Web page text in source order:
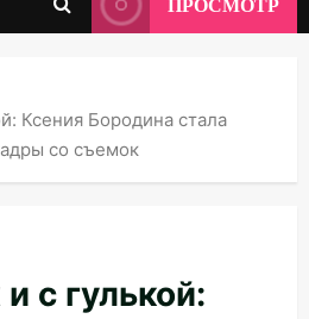
Ксения Бородина стала
со съемок
с гулькой: